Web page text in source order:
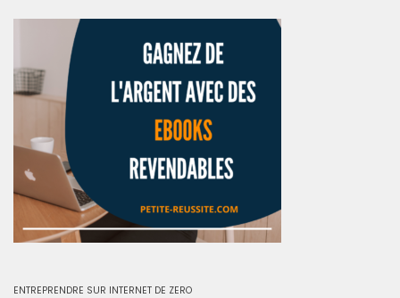
ENTREPRENDRE SUR INTERNET DE ZERO